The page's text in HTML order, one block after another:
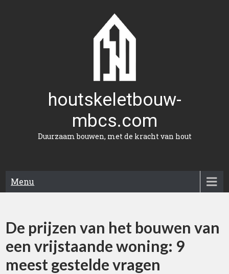
houtskeletbouw-
mbcs.com
Duurzaam bouwen, met de kracht van hout
Menu
De prijzen van het bouwen van
een vrijstaande woning: 9
meest gestelde vragen